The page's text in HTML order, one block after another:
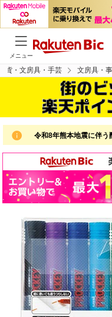
メニュー
貨・文房具・手芸 文房具・
令和8年熊本地震に伴う